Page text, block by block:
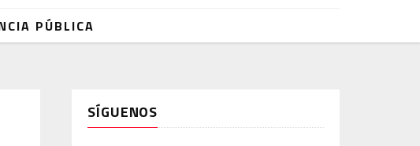
PÚBLICA
SÍGUENOS